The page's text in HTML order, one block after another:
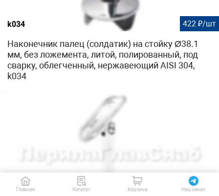
k034 422 ₽/шт
Наконечник палец (солдатик) на стойку Ø38.1
мм, без ложемента, литой, полированный, под
сварку, облегченный, нержавеющий AISI 304,
k034
Главная Каталог Корзина Наш канал